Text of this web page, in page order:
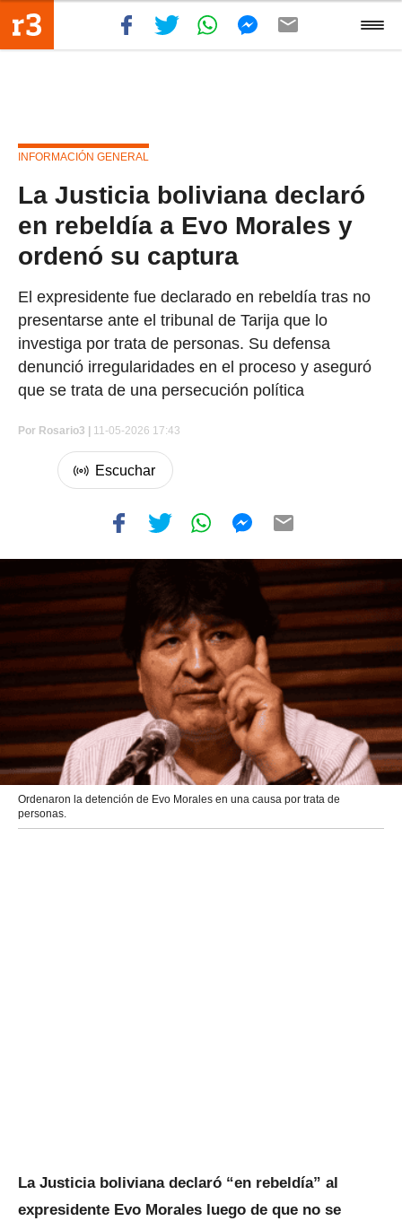
INFORMACIÓN GENERAL
La Justicia boliviana declaró
en rebeldía a Evo Morales y
ordenó su captura
El expresidente fue declarado en rebeldía tras no
presentarse ante el tribunal de Tarija que lo
investiga por trata de personas. Su defensa
denunció irregularidades en el proceso y aseguró
que se trata de una persecución política
Por Rosario3 | 11-05-2026 17:43
Ordenaron la detención de Evo Morales en una causa por trata de
personas.
La Justicia boliviana declaró “en rebeldía” al
expresidente Evo Morales luego de que no se